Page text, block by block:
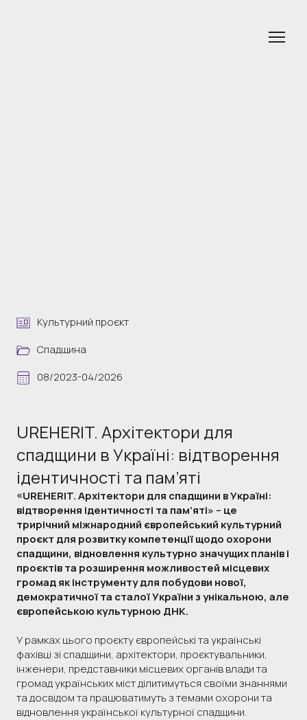
Культурний проєкт
Спадщина
08/2023-04/2026
UREHERIT. Архітектори для
спадщини в Україні: відтворення
ідентичності та пам’яті
«UREHERIT. Архітектори для спадщини в Україні:
відтворення ідентичності та пам’яті» -- це
трирічний міжнародний європейський культурний
проєкт для розвитку компетенції щодо охорони
спадщини, відновлення культурно значущих планів і
проєктів та розширення можливостей місцевих
громад як інструменту для побудови нової,
демократичної та сталої України з унікальною, але
європейською культурною ДНК.
У рамках цього проєкту європейські та українські
фахівці зі спадщини, архітектори, проєктувальники,
інженери, представники місцевих органів влади та
громад українських міст ділитимуться своїми знаннями
та досвідом та працюватимуть з темами охорони та
відновлення української культурної спадщини.